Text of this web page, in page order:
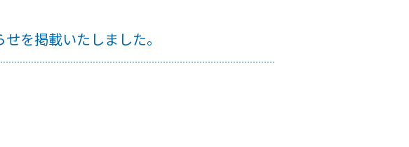
を掲載いたしました。